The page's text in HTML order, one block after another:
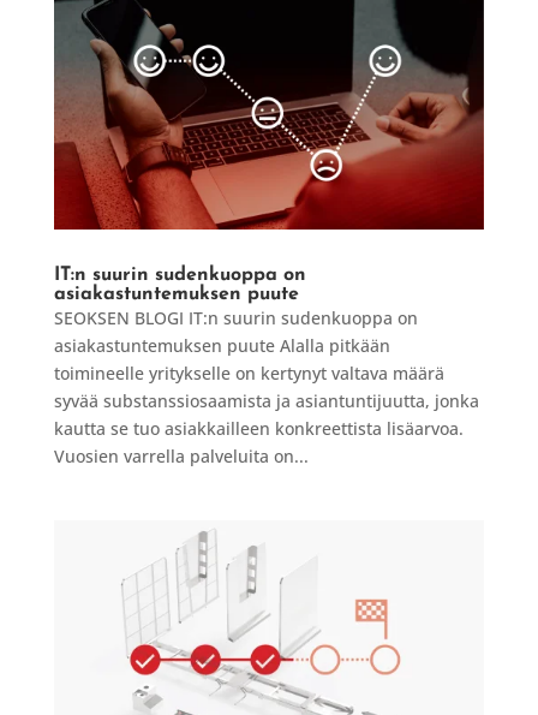
IT:n suurin sudenkuoppa on
asiakastuntemuksen puute
SEOKSEN BLOGI IT:n suurin sudenkuoppa on
asiakastuntemuksen puute Alalla pitkään
toimineelle yritykselle on kertynyt valtava määrä
syvää substanssiosaamista ja asiantuntijuutta, jonka
kautta se tuo asiakkailleen konkreettista lisäarvoa.
Vuosien varrella palveluita on...